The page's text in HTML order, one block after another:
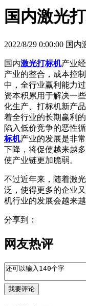
国内激光
2022/8/29 0:00:00 国
国内激光打标机产业
产业的整合，成本控
中，全行业赢利能力
资本积累用于解决一
化生产、打标机新产
着全行业的长期赢利
陷入低价竞争的恶性
标机产业的发展是非
下降，将促使越来越
使产业链更加脆弱。
不过近年来，随着激
泛，使得更多的企业
机行业的发展会越来
分享到：
网友热评